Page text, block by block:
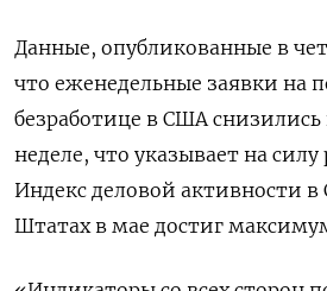
Данные, опубликованные в
что еженедельные заявки на
безработице в США
неделе, что указывает на силу
Индекс деловой активности
Штатах в мае достиг